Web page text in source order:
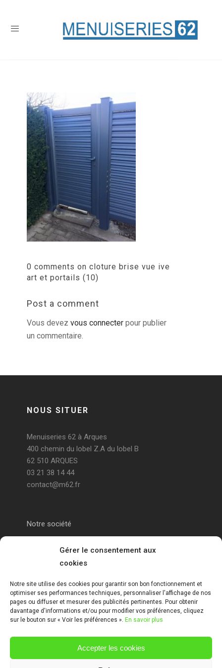
Gérer le consentement aux
cookies
Notre site utilise des cookies pour garantir son bon fonctionnement et
optimiser ses performances techniques, personnaliser l'affichage de nos
pages ou diffuser et mesurer des publicités pertinentes. Pour obtenir
davantage d'informations et/ou pour modifier vos préférences, cliquez
sur le bouton sur « Voir les préférences ». En savoir plus
Accepter les cookies
0 comments on cloture brise vue ive
art et portails (10)
Post a comment
Vous devez vous connecter pour publier
un commentaire.
NOUS SITUER
Menuiseries 62 à Arques
400 chemin du lobel Z.A du lobel B
62 510 ARQUES
03 21 38 14 44
contact@m62.fr
Notre société
Portail alu Saint-Omer
Clôture 62
Garde-corps pas de calais
Mentions Légales